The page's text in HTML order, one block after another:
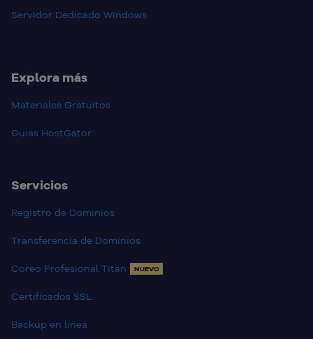
Servidor Dedicado Windows
Explora más
Materiales Gratuitos
Guias HostGator
Servicios
Registro de Dominios
Transferencia de Dominios
Coreo Profesional Titan NUEVO
Certificados SSL
Backup en línea